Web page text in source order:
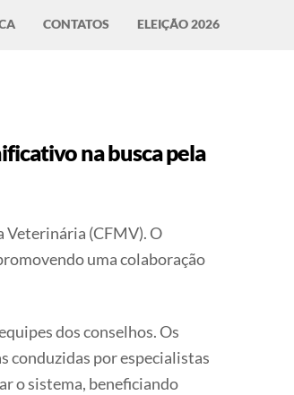
CONTATOS ELEIÇÃO 2026
na busca pela
Veterinária (CFMV). O
uma colaboração
dos conselhos. Os
conduzidas por especialistas
o sistema, beneficiando